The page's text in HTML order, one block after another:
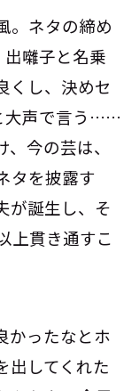
。ネタの締め
囃子と名乗
くし、決めセ
大声で言う……
今の芸は、
タを披露す
が誕生し、そ
上貫き通すこ
かったなとホ
出してくれた